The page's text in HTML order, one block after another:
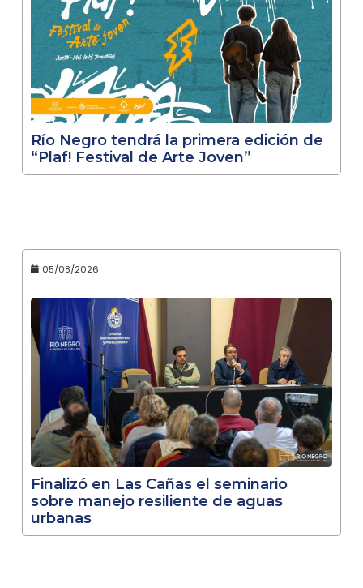
Río Negro tendrá la primera edición de
“Plaf! Festival de Arte Joven”
05/08/2026
Finalizó en Las Cañas el seminario
sobre manejo resiliente de aguas
urbanas